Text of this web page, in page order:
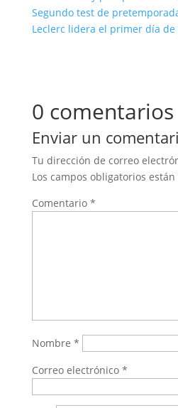
Segundo test de
Leclerc lidera el primer día
0 comentarios
Enviar un
Tu dirección de correo
Los campos obligatorios
Comentario *
Nombre *
Correo electrónico *